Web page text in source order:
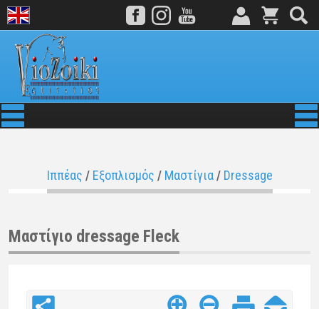
Ιππέας / Εξοπλισμός / Μαστίγια/ Dressage
Μαστίγιο dressage Fleck